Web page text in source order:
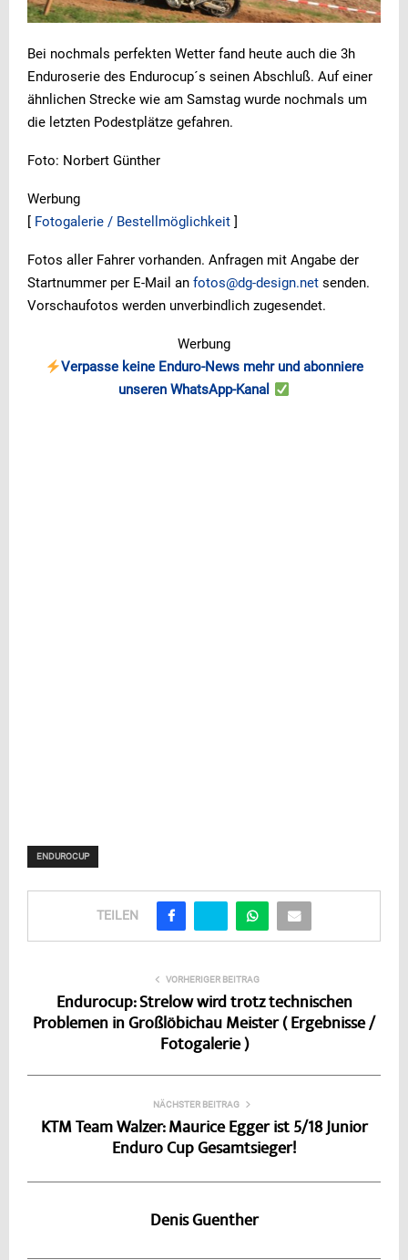
Bei nochmals perfekten Wetter fand heute auch die 3h
Enduroserie des Endurocup´s seinen Abschluß. Auf einer
ähnlichen Strecke wie am Samstag wurde nochmals um
die letzten Podestplätze gefahren.
Foto: Norbert Günther
Werbung
[ Fotogalerie / Bestellmöglichkeit ]
Fotos aller Fahrer vorhanden. Anfragen mit Angabe der
Startnummer per E-Mail an fotos@dg-design.net senden.
Vorschaufotos werden unverbindlich zugesendet.
Werbung
Verpasse keine Enduro-News mehr und abonniere
unseren WhatsApp-Kanal
ENDUROCUP
TEILEN
VORHERIGER BEITRAG
Endurocup: Strelow wird trotz technischen
Problemen in Großlöbichau Meister ( Ergebnisse /
Fotogalerie )
NÄCHSTER BEITRAG
KTM Team Walzer: Maurice Egger ist 5/18 Junior
Enduro Cup Gesamtsieger!
Denis Guenther